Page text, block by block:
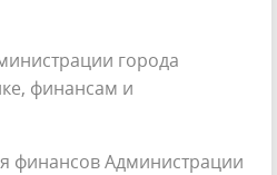
города
финансам и
финансов Администрации